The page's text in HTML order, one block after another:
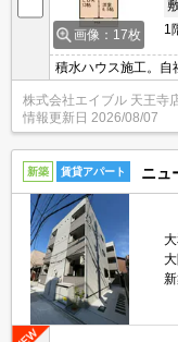
画像：17枚
1
積水ハウス施工。自
飼育の場合、家賃
しちゃいましょう。
内見相談可。
株式会社エイブル 天王寺
情報更新日 2026/08/07
新築 賃貸アパート ニュ